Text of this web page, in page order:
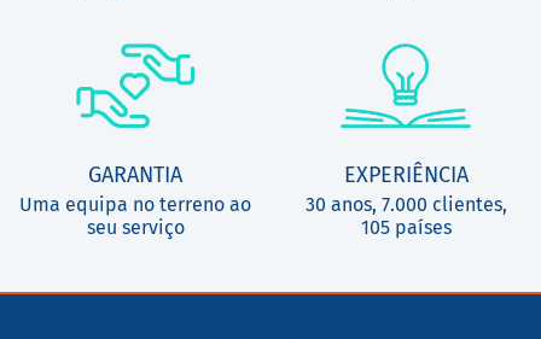
GARANTIA
Uma equipa no terreno ao
seu serviço
EXPERIÊNCIA
30 anos, 7.000 clientes,
105 países